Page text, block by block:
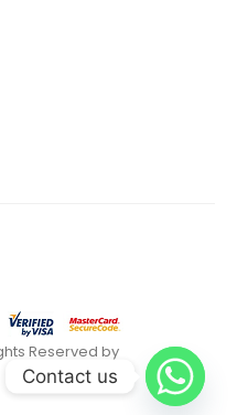
Reserved by
Contact us